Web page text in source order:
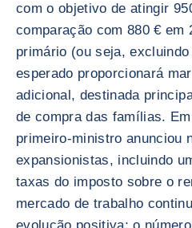
com o objetivo de atingir
comparação com 880 € em
primário (ou seja,
esperado proporcionará
adicional, destinada
de compra das famílias.
primeiro-ministro anunciou
expansionistas, incluindo
taxas do imposto sobre o
mercado de trabalho